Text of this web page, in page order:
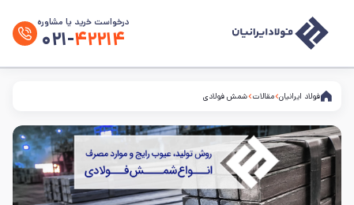
درخواست خرید یا مشاوره
۰۲۱-۴۲۲۱۴
فولاد ایرانیان مقالات شمش فولادی